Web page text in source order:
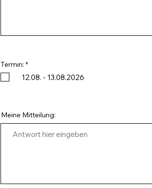
Termin: *R
q
d
12.08. - 13.08.2026
Meine Mitteilung: